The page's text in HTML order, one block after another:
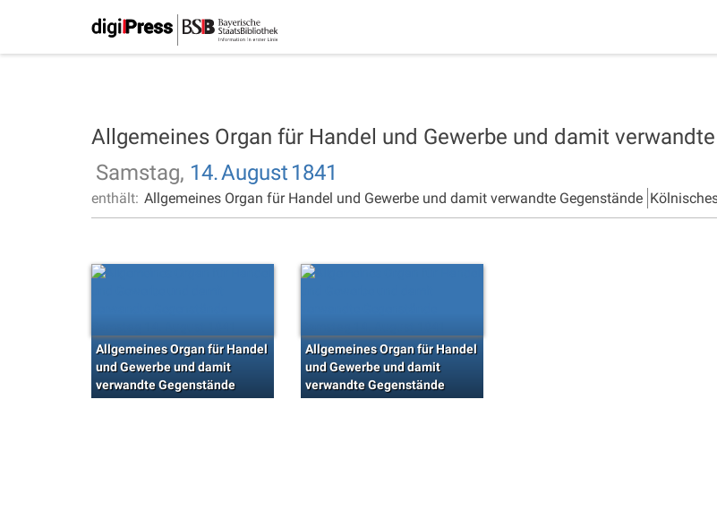
Allgemeines Organ für Handel und Gewerbe und damit
Samstag, 14.August 1841
enthält: Allgemeines Organ für Handel und Gewerbe und damit verwandte Gegenstände
Allgemeines Organ für Handel
und Gewerbe und damit
verwandte Gegenstände
Allgemeines Organ für Handel
und Gewerbe und damit
verwandte Gegenstände